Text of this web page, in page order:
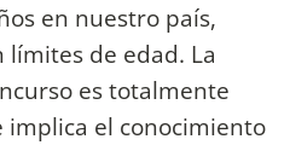
en nuestro país,
límites de edad. La
es totalmente
e implica el conocimiento